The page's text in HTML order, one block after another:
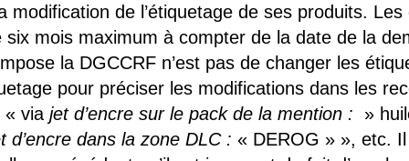
modification de l’étiquetage de ses produits.
mois maximum à compter de la date de la
la DGCCRF n’est pas de changer les
pour préciser les modifications dans les
« viajet d’encre sur le pack de la mention :
»
d’encre dans la zone DLC : « DEROG » », etc.